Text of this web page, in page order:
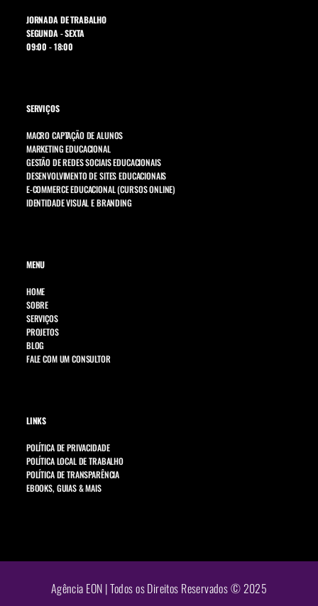
JORNADA DE TRABALHO
SEGUNDA - SEXTA
09:00 - 18:00
SERVIÇOS
MACRO CAPTAÇÃO DE ALUNOS
MARKETING EDUCACIONAL
GESTÃO DE REDES SOCIAIS EDUCACIONAIS
DESENVOLVIMENTO DE SITES EDUCACIONAIS
E-COMMERCE EDUCACIONAL (CURSOS ONLINE)
IDENTIDADE VISUAL E BRANDING
MENU
HOME
SOBRE
SERVIÇOS
PROJETOS
BLOG
FALE COM UM CONSULTOR
LINKS
POLÍTICA DE PRIVACIDADE
POLÍTICA LOCAL DE TRABALHO
POLÍTICA DE TRANSPARÊNCIA
EBOOKS, GUIAS & MAIS
Agência EON | Todos os Direitos Reservados © 2025